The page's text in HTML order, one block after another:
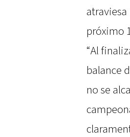
próximo
“Al
balance
no se